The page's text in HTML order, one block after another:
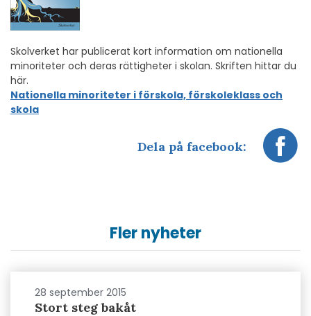
Skolverket har publicerat kort information om nationella
minoriteter och deras rättigheter i skolan. Skriften hittar du
här.
Nationella minoriteter i förskola, förskoleklass och
skola
Dela på facebook:
Fler nyheter
28 september 2015
Stort steg bakåt